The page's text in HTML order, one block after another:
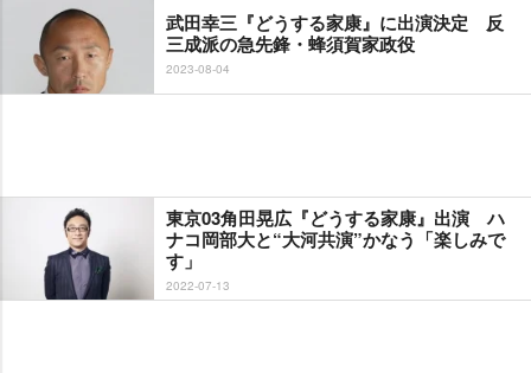
武田幸三『どうする家康』に出演決定 反
三成派の急先鋒・蜂須賀家政役
2023-08-04
東京03角田晃広『どうする家康』出演 ハ
ナコ岡部大と“大河共演”かなう「楽しみで
す」
2022-07-13